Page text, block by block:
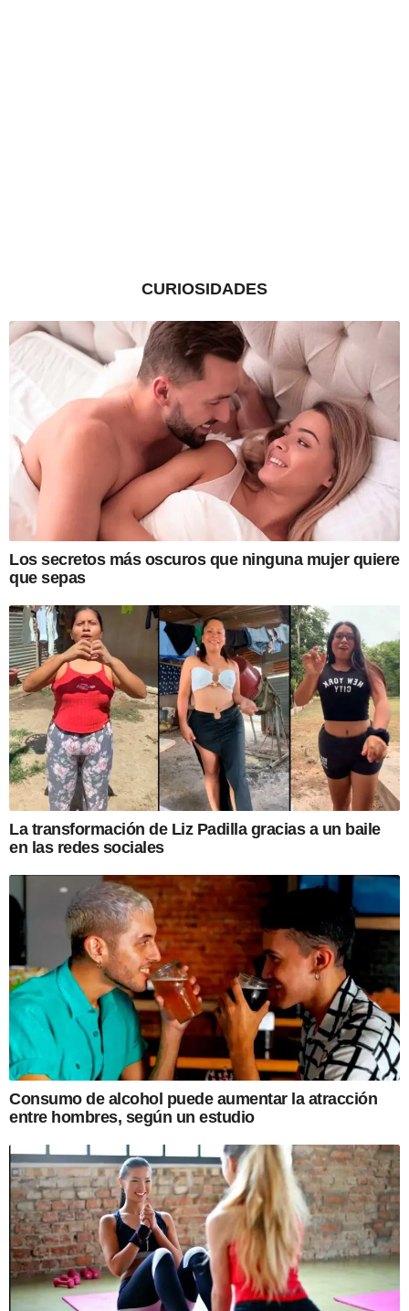
CURIOSIDADES
Los secretos más oscuros que ninguna mujer quiere
que sepas
La transformación de Liz Padilla gracias a un baile
en las redes sociales
Consumo de alcohol puede aumentar la atracción
entre hombres, según un estudio